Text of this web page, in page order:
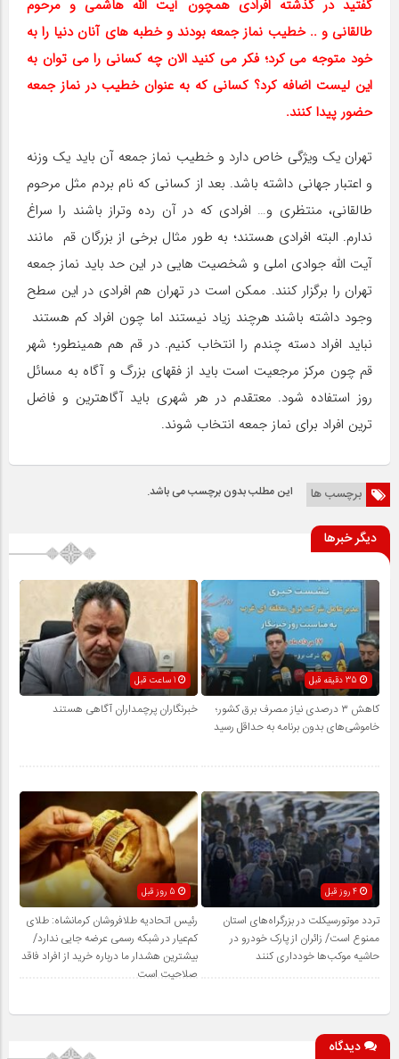
گفتید در گذشته افرادی همچون آیت الله هاشمی و مرحوم
طالقانی و .. خطیب نماز جمعه بودند و خطبه های آنان دنیا را به
خود متوجه می کرد؛ فکر می کنید الان چه کسانی را می توان به
این لیست اضافه کرد؟ کسانی که به عنوان خطیب در نماز جمعه
حضور پیدا کنند.
تهران یک ویژگی خاص دارد و خطیب نماز جمعه آن باید یک وزنه
و اعتبار جهانی داشته باشد. بعد از کسانی که نام بردم مثل مرحوم
طالقانی، منتظری و… افرادی که در آن رده وتراز باشند را سراغ
ندارم. البته افرادی هستند؛ به طور مثال برخی از بزرگان قم مانند
آیت الله جوادی املی و شخصیت هایی در این حد باید نماز جمعه
تهران را برگزار کنند. ممکن است در تهران هم افرادی در این سطح
وجود داشته باشند هرچند زیاد نیستند اما چون افراد کم هستند
نباید افراد دسته چندم را انتخاب کنیم. در قم هم همینطور؛ شهر
قم چون مرکز مرجعیت است باید از فقهای بزرگ و آگاه به مسائل
روز استفاده شود. معتقدم در هر شهری باید آگاهترین و فاضل
ترین افراد برای نماز جمعه انتخاب شوند.
برچسب ها این مطلب بدون برچسب می باشد.
دیگر خبرها
کاهش ۳ درصدی نیاز مصرف برق کشور؛
خاموشی‌های بدون برنامه به حداقل رسید
خبرنگاران پرچمداران آگاهی هستند
4 روز قبل
تردد موتورسیکلت در بزرگراه‌های استان
ممنوع است/ زائران از پارک خودرو در
حاشیه موکب‌ها خودداری کنند
رئیس اتحادیه طلافروشان کرمانشاه: طلای
کم‌عیار در شبکه رسمی عرضه جایی ندارد/
بیشترین هشدار ما درباره خرید از افراد فاقد
صلاحیت است
دیدگاه